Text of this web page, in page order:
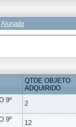
Alunado
QTDE OBJETO
ADQUIRIDO
9º
2
9º
12